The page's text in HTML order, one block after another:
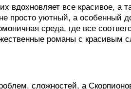
вдохновляет все красивое, а
просто уютный, а особенный
среда, где все
романы с красивым
сложностей, а